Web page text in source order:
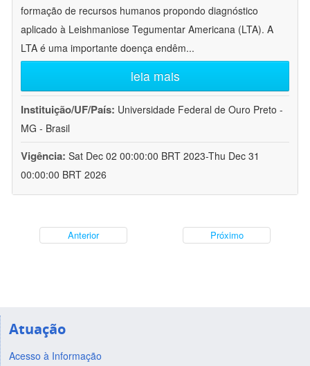
formação de recursos humanos propondo diagnóstico
aplicado à Leishmaniose Tegumentar Americana (LTA). A
LTA é uma importante doença endêm...
leia mais
Instituição/UF/País: Universidade Federal de Ouro Preto -
MG - Brasil
Vigência: Sat Dec 02 00:00:00 BRT 2023-Thu Dec 31
00:00:00 BRT 2026
Anterior Próximo
Atuação
Acesso à Informação